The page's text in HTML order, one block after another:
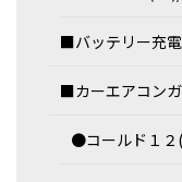
■バッテリー充
■カーエアコン
●コールド１２